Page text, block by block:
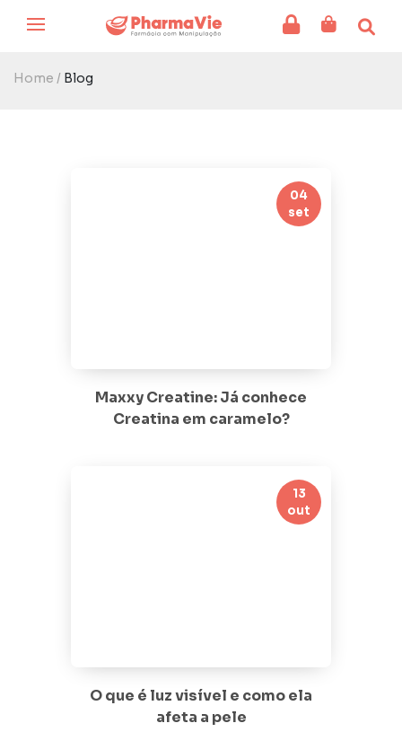
Home / Blog
04
set
Maxxy Creatine: Já conhece
Creatina em caramelo?
13
out
O que é luz visível e como ela
afeta a pele